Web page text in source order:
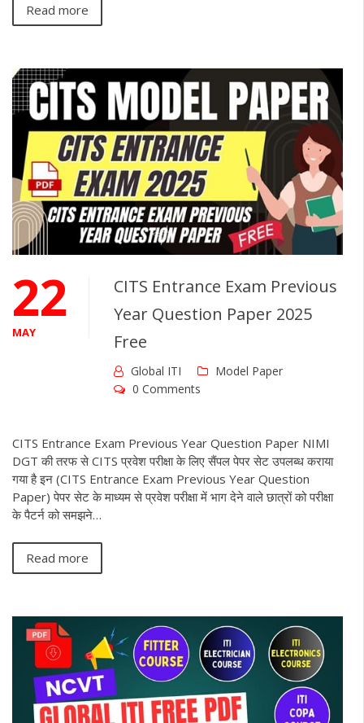
Read more
22
MAY
CITS Entrance Exam Previous
Year Question Paper 2025
Free
Global ITI
Model Paper
0 Comments
CITS Entrance Exam Previous Year Question Paper NIMI
DGT की तरफ से CITS प्रवेश परीक्षा के लिए सैंपल पेपर सेट उपलब्ध कराया
गया है इन (CITS Entrance Exam Previous Year Question
Paper) पेपर सेट के माध्यम से प्रवेश परीक्षा में भाग देने वाले छात्रों को परीक्षा
के पैटर्न को समझने…
Read more